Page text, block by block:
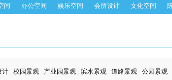
间 办公空间 娱乐空间 会所设计 文化空间
计 校园景观 产业园景观 滨水景观 道路景观
公园景观